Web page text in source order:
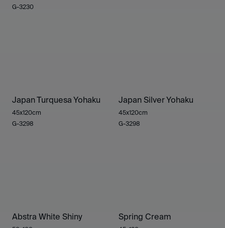
G-3230
Japan Turquesa Yohaku
45x120cm
G-3298
Japan Silver Yohaku
45x120cm
G-3298
Abstra White Shiny Spring Cream